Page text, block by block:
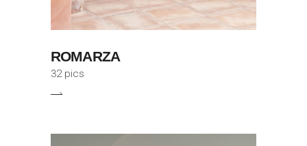
ROMARZA
32 pics